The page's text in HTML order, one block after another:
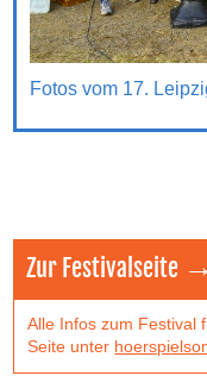
Fotos vom 17.
Zur Festivalseite →
Alle Infos zum Festival
Seite unter